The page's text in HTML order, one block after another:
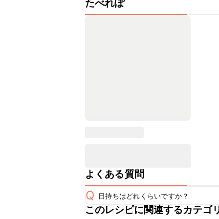
たべれぽ
よくある質問
Q 日持ちはどれくらいですか？
このレシピに関連するカテゴ